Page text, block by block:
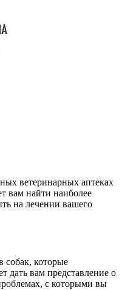
ветеринарных аптеках
вам найти наиболее
на лечении вашего
собак, которые
дать вам представление о
с которыми вы